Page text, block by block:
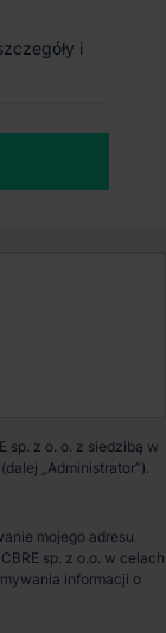
i
sp. z o. o. z siedzibą w
„Administrator”).
mojego adresu
sp. z o.o. w celach
informacji o
i